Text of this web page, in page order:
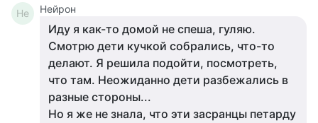
Не Нейрон
Иду я как-то домой не спеша, гуляю.
Смотрю дети кучкой собрались, что-то
делают. Я решила подойти, посмотреть,
что там. Неожиданно дети разбежались в
разные стороны...
Но я же не знала, что эти засранцы петарду